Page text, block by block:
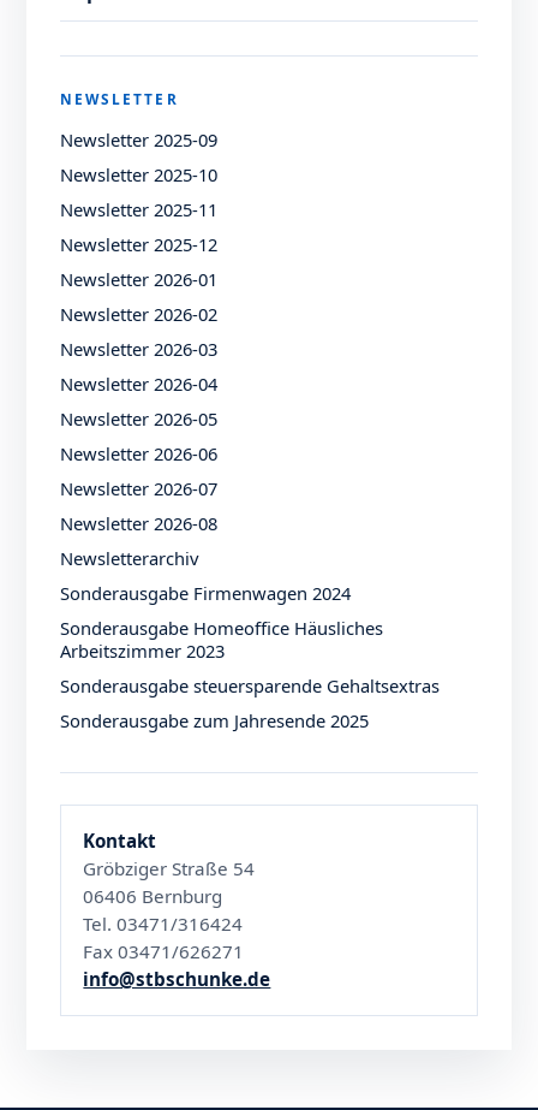
NEWSLETTER
Newsletter 2025-09
Newsletter 2025-10
Newsletter 2025-11
Newsletter 2025-12
Newsletter 2026-01
Newsletter 2026-02
Newsletter 2026-03
Newsletter 2026-04
Newsletter 2026-05
Newsletter 2026-06
Newsletter 2026-07
Newsletter 2026-08
Newsletterarchiv
Sonderausgabe Firmenwagen 2024
Sonderausgabe Homeoffice Häusliches
Arbeitszimmer 2023
Sonderausgabe steuersparende Gehaltsextras
Sonderausgabe zum Jahresende 2025
Kontakt
Gröbziger Straße 54
06406 Bernburg
Tel. 03471/316424
Fax 03471/626271
info@stbschunke.de